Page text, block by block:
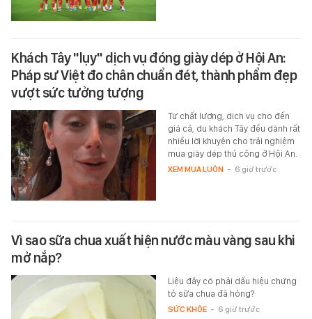
Khách Tây "lụy" dịch vụ đóng giày dép ở Hội An:
Pháp sư Việt đo chân chuẩn đét, thành phẩm đẹp
vượt sức tưởng tượng
Từ chất lượng, dịch vụ cho đến
giá cả, du khách Tây đều dành rất
nhiều lời khuyên cho trải nghiệm
mua giày dép thủ công ở Hội An.
XEM MUA LUÔN - 6 giờ trước
Vì sao sữa chua xuất hiện nước màu vàng sau khi
mở nắp?
Liệu đây có phải dấu hiệu chứng
tỏ sữa chua đã hỏng?
SỨC KHỎE - 6 giờ trước